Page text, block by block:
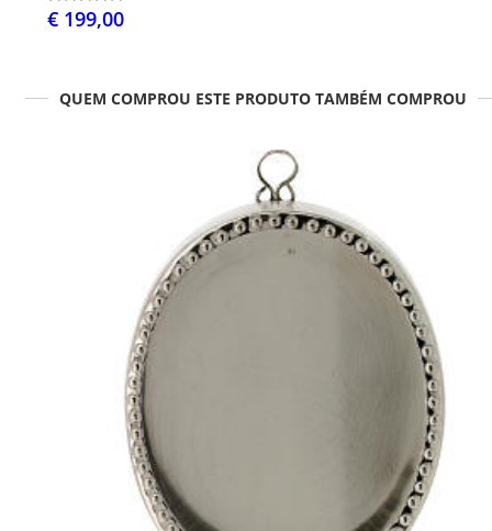
€ 199,00
QUEM COMPROU ESTE PRODUTO TAMBÉM COMPROU